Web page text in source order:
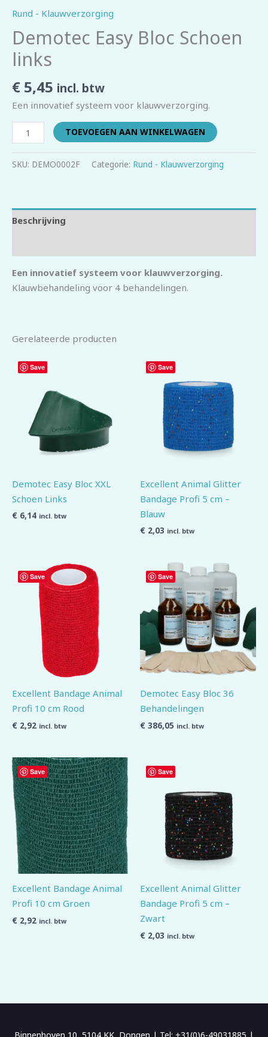
Rund - Klauwverzorging
Demotec Easy Bloc Schoen
links
€ 5,45 incl. btw
Een innovatief systeem voor klauwverzorging.
TOEVOEGEN AAN WINKELWAGEN
SKU: DEMO0002F Categorie: Rund - Klauwverzorging
Beschrijving
Een innovatief systeem voor klauwverzorging.
Klauwbehandeling voor 4 behandelingen.
Gerelateerde producten
Save
Demotec Easy Bloc XXL
Schoen Links
€ 6,14 incl. btw
Save
Excellent Animal Glitter
Bandage Profi 5 cm –
Blauw
€ 2,03 incl. btw
Save
Excellent Bandage Animal
Profi 10 cm Rood
€ 2,92 incl. btw
Save
Demotec Easy Bloc 36
Behandelingen
€ 386,05 incl. btw
Save
Excellent Bandage Animal
Profi 10 cm Groen
€ 2,92 incl. btw
Save
Excellent Animal Glitter
Bandage Profi 5 cm –
Zwart
€ 2,03 incl. btw